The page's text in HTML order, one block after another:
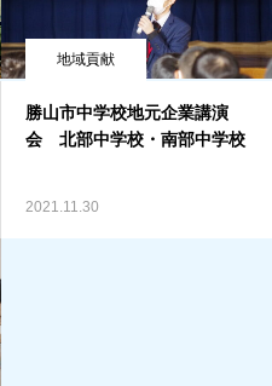
地域貢献
勝山市中学校地元企業講演
会 北部中学校・南部中学校
2021.11.30